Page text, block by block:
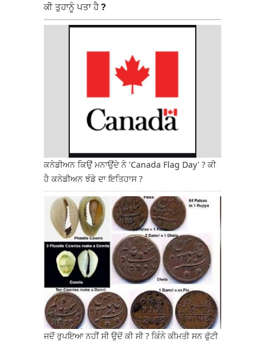
ਕੀ ਤੁਹਾਨੂੰ ਪਤਾ ਹੈ ?
ਕਨੇਡੀਅਨ ਕਿਉਂ ਮਨਾਉਂਦੇ ਨੇ 'Canada Flag Day' ? ਕੀ
ਹੈ ਕਨੇਡੀਅਨ ਝੰਡੇ ਦਾ ਇਤਿਹਾਸ ?
ਜਦੋਂ ਰੁਪਇਆ ਨਹੀਂ ਸੀ ਉਦੋਂ ਕੀ ਸੀ ? ਕਿੰਨੇ ਕੀਮਤੀ ਸਨ ਫੁੱਟੀ